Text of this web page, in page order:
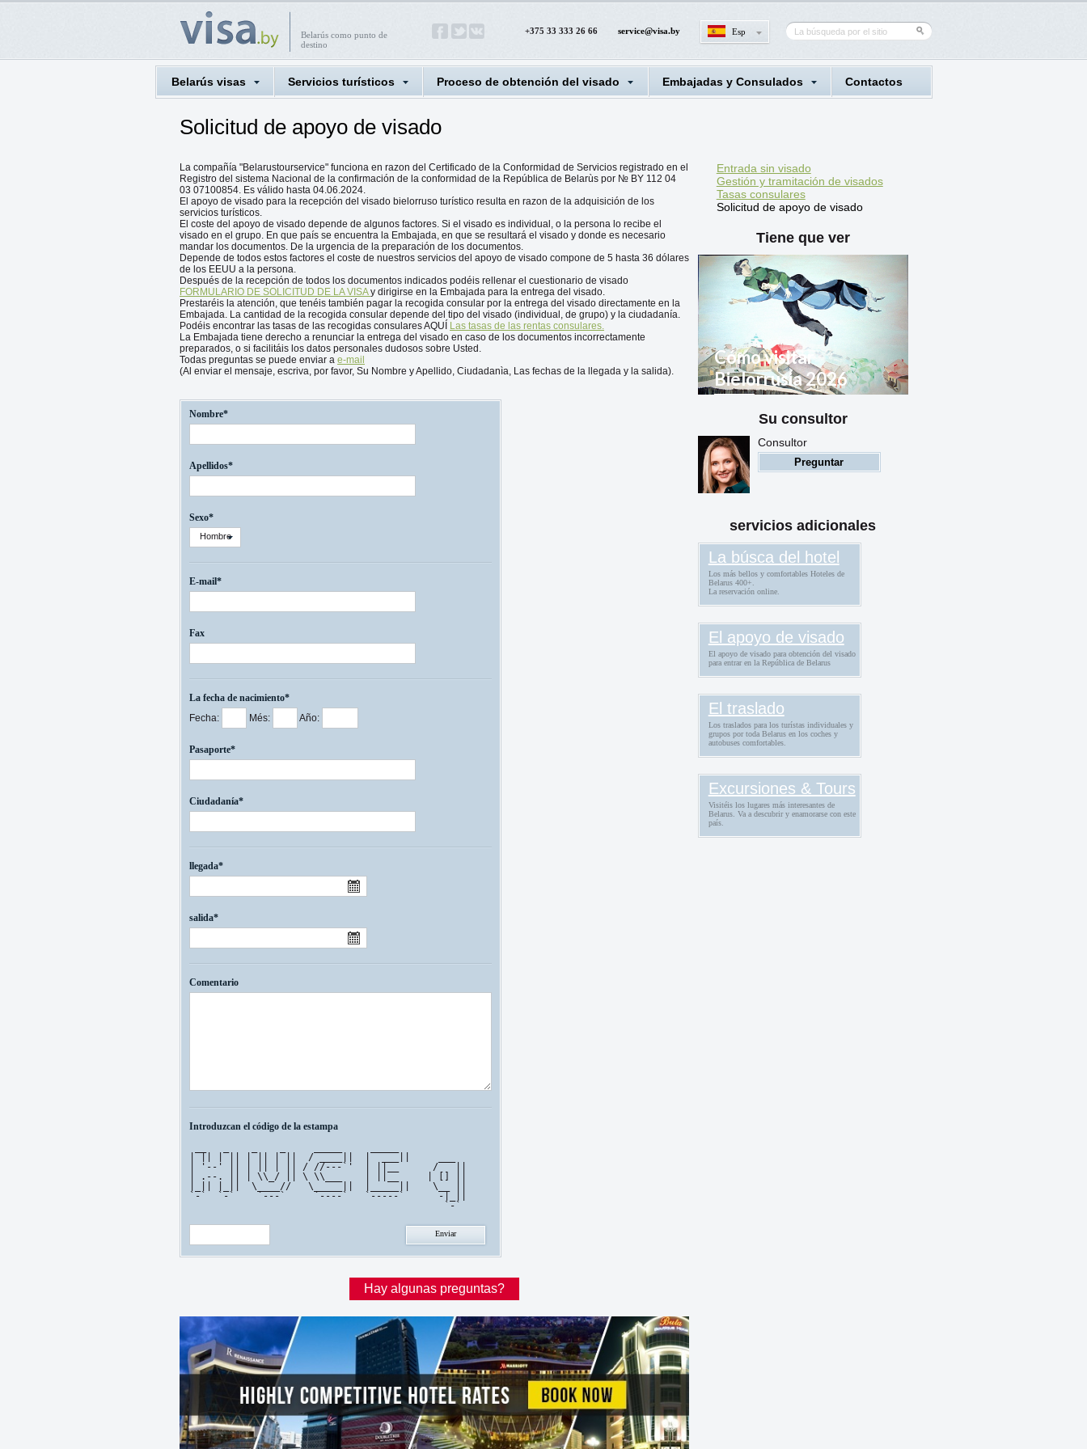
Belarús como punto de
destino
+375 33 333 26 66 service@visa.by Esp
Belarús visas Servicios turísticos Proceso de obtención del visado Embajadas y Consulados Contactos
Solicitud de apoyo de visado
La compañía "Belarustourservice" funciona en razon del Certificado de la Conformidad de Servicios registrado en el
Registro del sistema Nacional de la confirmación de la conformidad de la República de Belarùs por № BY 112 04
03 07100854. Es válido hasta 04.06.2024.
El apoyo de visado para la recepción del visado bielorruso turístico resulta en razon de la adquisición de los
servicios turísticos.
El coste del apoyo de visado depende de algunos factores. Si el visado es individual, o la persona lo recibe el
visado en el grupo. En que país se encuentra la Embajada, en que se resultará el visado y donde es necesario
mandar los documentos. De la urgencia de la preparación de los documentos.
Depende de todos estos factores el coste de nuestros servicios del apoyo de visado compone de 5 hasta 36 dólares
de los EEUU a la persona.
Después de la recepción de todos los documentos indicados podéis rellenar el cuestionario de visado
FORMULARIO DE SOLICITUD DE LA VISAy dirigirse en la Embajada para la entrega del visado.
Prestaréis la atención, que tenéis también pagar la recogida consular por la entrega del visado directamente en la
Embajada. La cantidad de la recogida consular depende del tipo del visado (individual, de grupo) y la ciudadanía.
Podéis encontrar las tasas de las recogidas consulares AQUÍ
Las tasas de las rentas consulares.
La Embajada tiene derecho a renunciar la entrega del visado en caso de los documentos incorrectamente
preparados, o si facilitáis los datos personales dudosos sobre Usted.
Todas preguntas se puede enviar a e-mail
(Al enviar el mensaje, escriva, por favor, Su Nombre y Apellido, Ciudadanìa, Las fechas de la llegada y la salida).
Nombre*
Apellidos*
Sexo*
Hombre
E-mail*
Fax
La fecha de nacimiento*
Fecha:
Més: Año:
Pasaporte*
Ciudadanía*
llegada*
salida*
Comentario
Introduzcan el código de la estampa
| || | || | || | ||  / ____||  |  ___||     ___
| '--' || | || | || / //---`'  | ||__      /   ||
| .--. || | \\_/ || \ \\___    | ||__     | [] ||
|_|| |_||  \____//   \_____||  |_____||    \__ ||
`-`  `-`    `---`     `----`   `-----`      -|_||
Hay algunas preguntas?
Entrada sin visado
Gestión y tramitación de visados
Tasas consulares
Solicitud de apoyo de visado
Tiene que ver
Cómo visitar
Bielorrusia 2026
Reglas de entrada a
Bielorrusia para ciudadanos
extranjeros
Su consultor
Consultor
Preguntar
servicios adicionales
La búsca del hotel
Los más bellos y comfortables Hoteles de
Belarus 400+.
La reservación online.
El apoyo de visado
El apoyo de visado para obtención del visado
para entrar en la República de Belarus
El traslado
Los traslados para los turístas individuales y
grupos por toda Belarus en los coches y
autobuses comfortables.
Excursiones & Tours
Visitéis los lugares más interesantes de
Belarus. Va a descubrir y enamorarse con este
país.